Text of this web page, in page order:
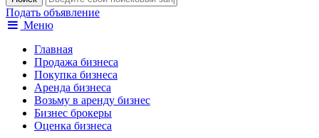
Подать объявление
Меню
Главная
Продажа бизнеса
Покупка бизнеса
Аренда бизнеса
Возьму в аренду бизнес
Бизнес брокеры
Оценка бизнеса